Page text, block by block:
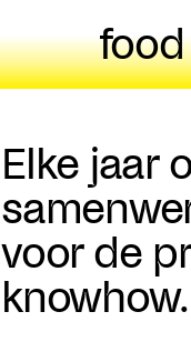
Elke jaar
voor de
knowhow.